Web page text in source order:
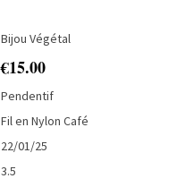
Bijou Végétal
€15.00
Pendentif
Fil en Nylon Café
22/01/25
3.5